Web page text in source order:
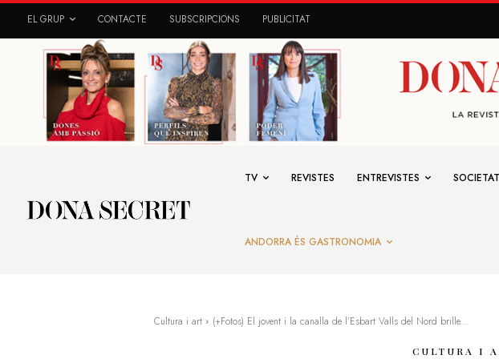
EL GRUP CONTACTE SUBSCRIPCIONS PUBLICITAT
TV REVISTES ENTREVISTES SOCIETAT
ANDORRA ÉS GASTRONOMIA
Cultura i art (+Fotos) El jovent i la canalla de l’Esbart Valls del Nord brille...
CULTURA I